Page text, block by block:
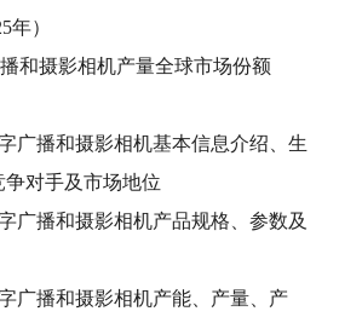
年）
和摄影相机产量全球市场份额
广播和摄影相机基本信息介绍、生
对手及市场地位
广播和摄影相机产品规格、参数及
广播和摄影相机产能、产量、产